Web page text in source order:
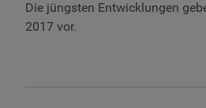
Die jüngsten Entwicklungen
2017 vor.